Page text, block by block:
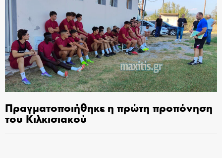
Πραγματοποιήθηκε η πρώτη προπόνηση
του Κιλκισιακού